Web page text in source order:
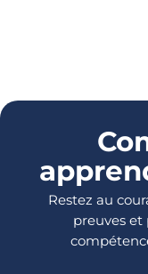
Restez au
preuves et